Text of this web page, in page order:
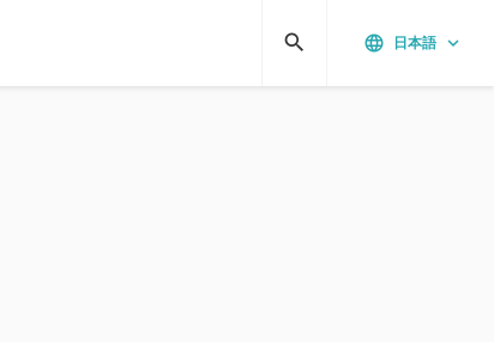
language 日本語 keyboard_arrow_down
search